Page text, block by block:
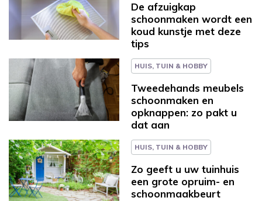
De afzuigkap
schoonmaken wordt een
koud kunstje met deze
tips
HUIS, TUIN & HOBBY
Tweedehands meubels
schoonmaken en
opknappen: zo pakt u
dat aan
HUIS, TUIN & HOBBY
Zo geeft u uw tuinhuis
een grote opruim- en
schoonmaakbeurt